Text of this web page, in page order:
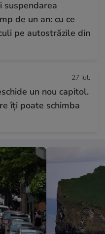
suspendarea
de un an: cu ce
pe autostrăzile din
27 iul.
un nou capitol.
îți poate schimba